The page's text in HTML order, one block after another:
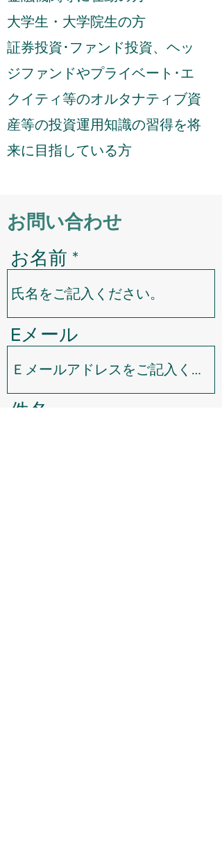
大学生・大学院生の方
証券投資･ファンド投資、ヘッ
ジファンドやプライベート･エ
クイティ等のオルタナティブ資
産等の投資運用知識の習得を将
来に目指している方
お問い合わせ
お名前
Eメール
件名